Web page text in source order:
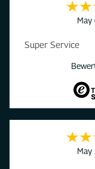
May
Super Service
May